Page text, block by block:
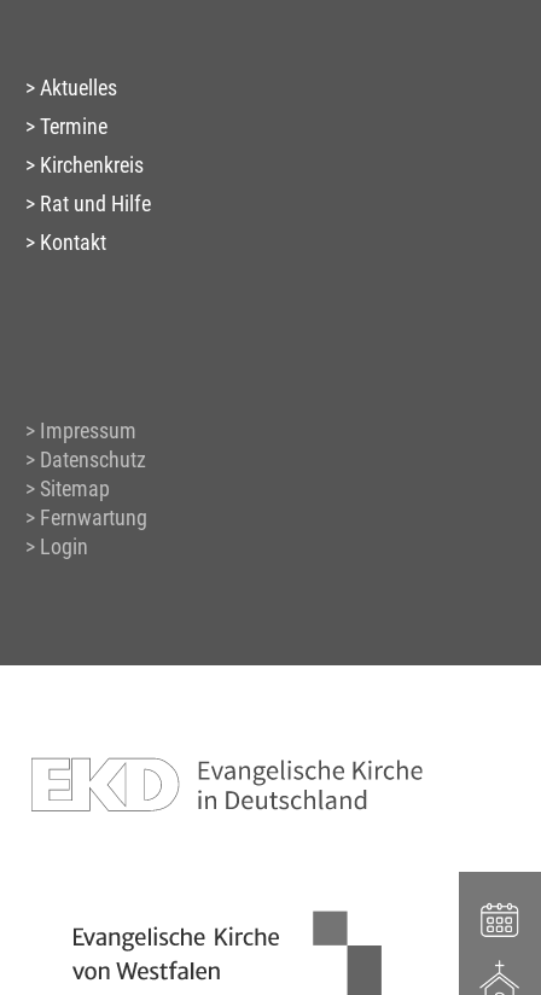
Aktuelles
Termine
Kirchenkreis
Rat und Hilfe
Kontakt
Impressum
Datenschutz
Sitemap
Fernwartung
Login